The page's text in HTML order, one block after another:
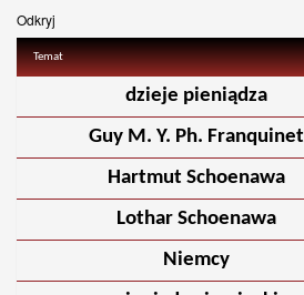
Odkryj
Temat
dzieje pieniądza
Guy M. Y. Ph. Franquinet
Hartmut Schoenawa
Lothar Schoenawa
Niemcy